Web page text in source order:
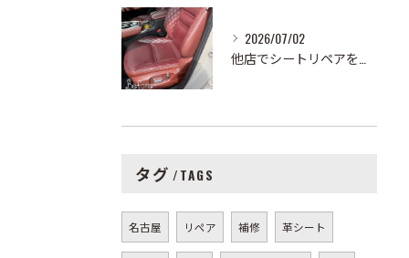
2026/07/02
他店でシートリペアを依頼したところ、色が全然合っていなくてお...
タグ TAGS
名古屋 リペア 補修 革シート